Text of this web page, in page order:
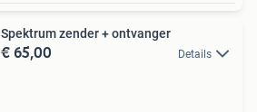
Spektrum zender + ontvanger
€ 65,00 Details